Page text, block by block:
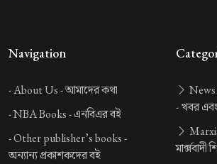
Navigation
-About Us -আমাদের কথা
-NBA Books -এনবিএর বই
-Other publisher’s books -
অন্যান্য প্রকাশকদের বই
-খবর
মার্ক্সবাদী